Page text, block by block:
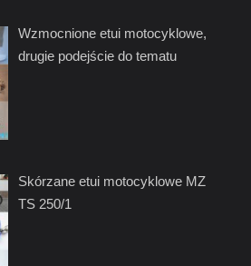
Wzmocnione etui motocyklowe,
drugie podejście do tematu
Skórzane etui motocyklowe MZ
TS 250/1